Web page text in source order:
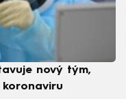
nový tým,